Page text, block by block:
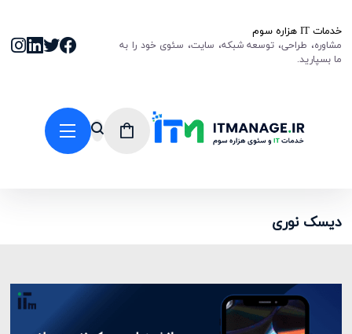
خدمات IT هزاره سوم
مشاوره، طراحی، توسعه شبکه، سایت، سئوی خود را به
ما بسپارید.
دیسک نوری